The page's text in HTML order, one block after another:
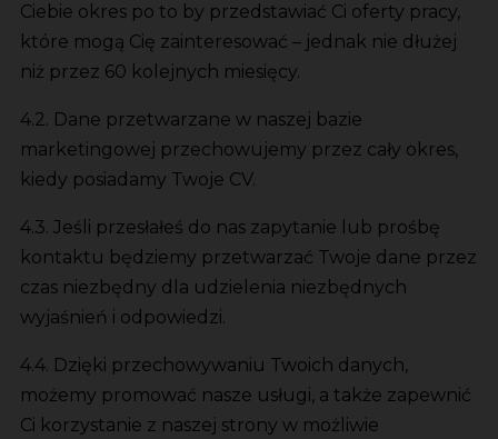
Ciebie okres po to by przedstawiać Ci oferty pracy,
które mogą Cię zainteresować – jednak nie dłużej
niż przez 60 kolejnych miesięcy.
4.2. Dane przetwarzane w naszej bazie
marketingowej przechowujemy przez cały okres,
kiedy posiadamy Twoje CV.
4.3. Jeśli przesłałeś do nas zapytanie lub prośbę
kontaktu będziemy przetwarzać Twoje dane przez
czas niezbędny dla udzielenia niezbędnych
wyjaśnień i odpowiedzi.
4.4. Dzięki przechowywaniu Twoich danych,
możemy promować nasze usługi, a także zapewnić
Ci korzystanie z naszej strony w możliwie